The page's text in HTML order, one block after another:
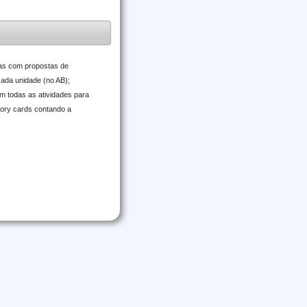
com propostas de
unidade (no AB);
todas as atividades para
cards contando a